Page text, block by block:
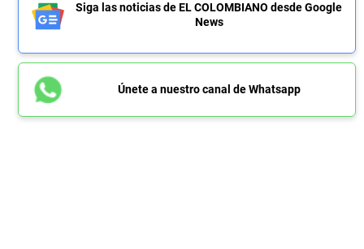
Siga las noticias de EL COLOMBIANO desde Google
News
Únete a nuestro canal de Whatsapp